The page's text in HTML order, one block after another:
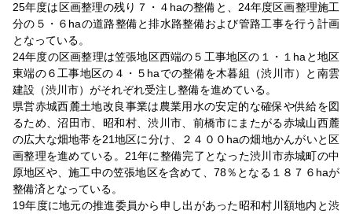
25年度は区画整理の残り７・４haの整備と、24年度区画整理施工
分の５・６haの道路整備と排水路整備および管路工事を行う計画
となっている。
24年度の区画整理は笠張地区西端の５工事地区の１・１haと地区
東端の６工事地区の４・５haでの整備を木暮組（渋川市）と南雲
建設（渋川市）がそれぞれ受注し整備を進めている。
県営赤城西麓土地改良事業は農業用水の安定的な確保や供給を図
るため、沼田市、昭和村、渋川市、前橋市にまたがる赤城山西麓
の広大な畑地帯を21地区に分け、２４００haの畑地かんがいと区
画整理を進めている。21年に整備完了となった渋川市赤城町の中
原地区や、施工中の笠張地区を含めて、78％となる１８７６haが
整備済となっている。
19年度に地元の推進委員から申し出があった昭和村川額地内と渋